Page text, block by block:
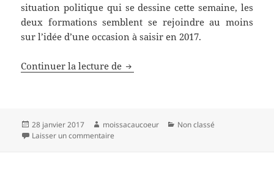
situation politique qui se dessine cette semaine, les
deux formations semblent se rejoindre au moins
sur l’idée d’une occasion à saisir en 2017.
Continuer la lecture de PCF et France insoumise
Publié
le
28 janvier 2017 Auteur
moissacaucoeur Catégories
Non classé
Laisser un commentaire